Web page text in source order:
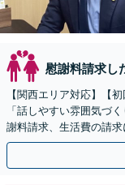
慰謝料請求し
【関西エリア対応】【
「話しやすい雰囲気づ
謝料請求、生活費の請
バイス可【夜間・休日面